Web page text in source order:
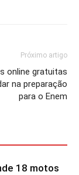
Próximo artigo
online gratuitas
na preparação
para o Enem
18 motos